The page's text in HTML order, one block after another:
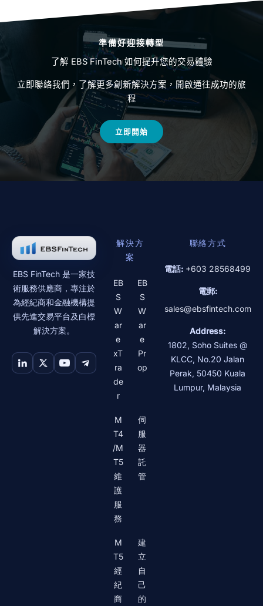
準備好迎接轉型
了解 EBS FinTech 如何提升您的交易體驗
立即聯絡我們，了解更多創新解決方案，開啟通往成功的旅
程
立即開始
EBS FinTech 是一家技
術服務供應商，專注於
為經紀商和金融機構提
供先進交易平台及白標
解決方案。
解決方
案
EB
S
W
ar
e
xT
ra
de
r
EB
S
W
ar
e
Pr
op
M
T4
/M
T5
維
護
服
務
伺
服
器
託
管
M
T5
經
紀
商
建
立
自
己
的
聯絡方式
電話: +603 28568499
電郵:
sales@ebsfintech.com
Address:
1802, Soho Suites @
KLCC, No.20 Jalan
Perak, 50450 Kuala
Lumpur, Malaysia